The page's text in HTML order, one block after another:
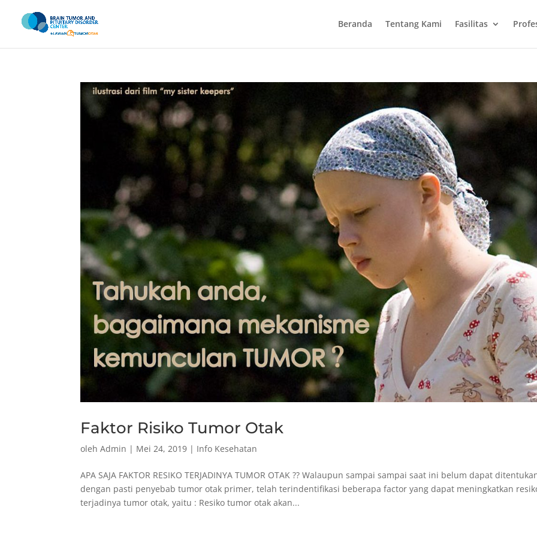
Beranda Tentang Kami Fasilitas
Faktor Risiko Tumor Otak
olehAdmin | Mei 24, 2019 | Info Kesehatan
APA SAJA FAKTOR RESIKO TERJADINYA TUMOR OTAK ?? Walaupun sampai sampai saat ini belum dapat
dengan pasti penyebab tumor otak primer, telah terindentifikasi beberapa factor yang dapat meningkatkan
terjadinya tumor otak, yaitu : Resiko tumor otak akan...